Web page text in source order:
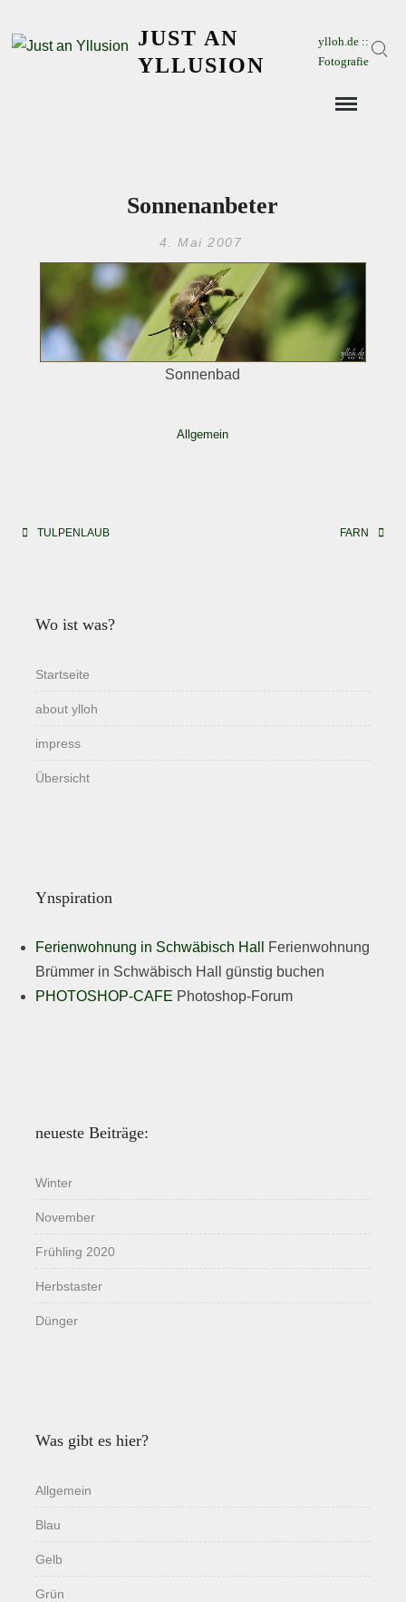
JUST AN
YLLUSION
ylloh.de ::
Fotografie
Sonnenanbeter
4. Mai 2007
Sonnenbad
Allgemein
Beitragsnavigation
TULPENLAUB FARN
Wo ist was?
Startseite
about ylloh
impress
Übersicht
Ynspiration
Ferienwohnung in Schwäbisch Hall
Ferienwohnung
Brümmer in Schwäbisch Hall günstig buchen
PHOTOSHOP-CAFE Photoshop-Forum
neueste Beiträge:
Winter
November
Frühling 2020
Herbstaster
Dünger
Was gibt es hier?
Allgemein
Blau
Gelb
Grün